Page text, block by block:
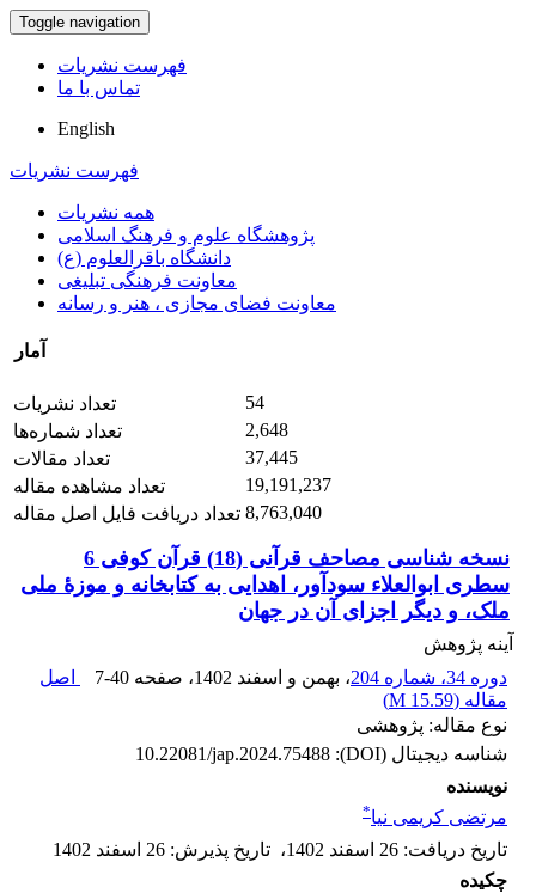
Toggle navigation
فهرست نشریات
تماس با ما
English
فهرست نشریات
همه نشریات
پژوهشگاه علوم و فرهنگ اسلامی
دانشگاه باقرالعلوم (ع)
معاونت فرهنگی تبلیغی
معاونت فضای مجازی ، هنر و رسانه
آمار
تعداد نشریات
54
تعداد شماره‌ها
2,648
تعداد مقالات
37,445
تعداد مشاهده مقاله
19,191,237
تعداد دریافت فایل اصل مقاله 8,763,040
نسخه شناسی مصاحف قرآنی (18) قرآن کوفی 6
سطری ابوالعلاء سودآور، اهدایی به کتابخانه و موزۀ ملی
ملک، و دیگر اجزای آن در جهان
آینه پژوهش
دوره 34، شماره 204
، بهمن و اسفند 1402 ، صفحه 7-40
اصل
مقاله (15.59 M
)
نوع مقاله: پژوهشی
شناسه دیجیتال (DOI):
10.22081/jap.2024.75488
نویسنده
مرتضی کریمی نیا*
تاریخ دریافت: 26 اسفند 1402 ، تاریخ پذیرش: 26 اسفند 1402
چکیده